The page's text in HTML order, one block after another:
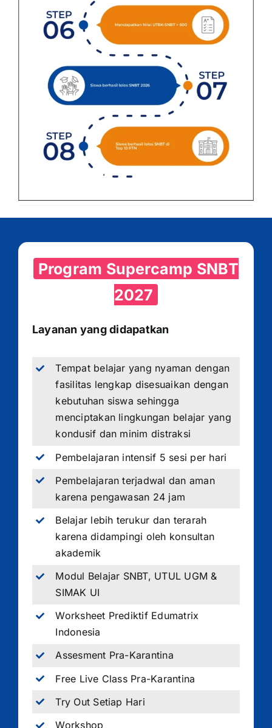
Program Supercamp SNBT
2027
Layanan yang didapatkan
Tempat belajar yang nyaman dengan
fasilitas lengkap disesuaikan dengan
kebutuhan siswa sehingga
menciptakan lingkungan belajar yang
kondusif dan minim distraksi
Pembelajaran intensif 5 sesi per hari
Pembelajaran terjadwal dan aman
karena pengawasan 24 jam
Belajar lebih terukur dan terarah
karena didampingi oleh konsultan
akademik
Modul Belajar SNBT, UTUL UGM &
SIMAK UI
Worksheet Prediktif Edumatrix
Indonesia
Assesment Pra-Karantina
Free Live Class Pra-Karantina
Try Out Setiap Hari
Workshop